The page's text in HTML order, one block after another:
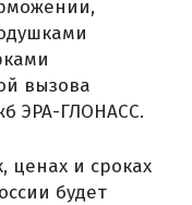
вызова
ЭРА-ГЛОНАСС.
ценах и сроках
будет